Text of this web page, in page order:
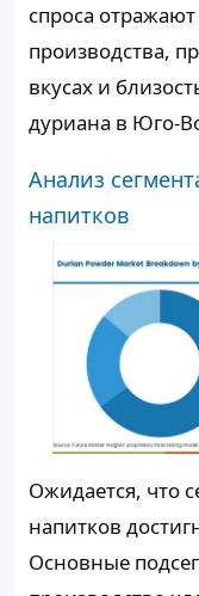
спроса
производства,
вкусах и
дуриана в Юго-
Анализ
напитков
Ожидается, что
напитков
Основные